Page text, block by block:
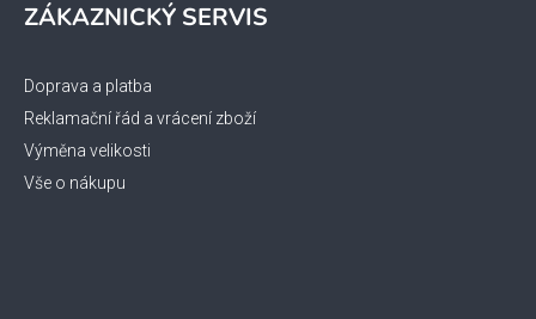
ZÁKAZNICKÝ SERVIS
Doprava a platba
Reklamační řád a vrácení zboží
Výměna velikosti
Vše o nákupu